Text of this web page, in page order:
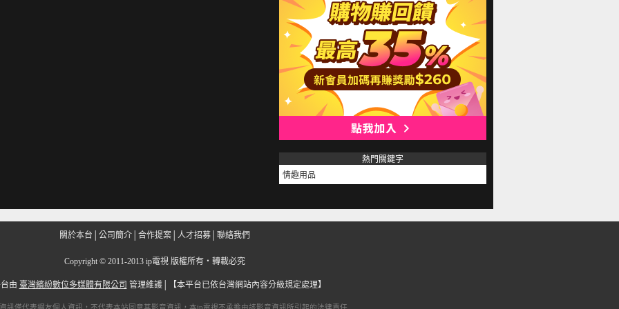
熱門關鍵字
情趣用品
關於本台 公司簡介 合作提案 人才招募 聯絡我們
Copyright © 2011-2013 ip電視 版權所有‧轉載必究
由 臺灣繽紛數位多媒體有限公司 管理維護│ 【本平台已依台灣網站內容分級規定處理】
訊僅代表網友個人資訊，不代表本站同意其影音資訊，本ip電視不承擔由該影音資訊所引起的法律責任